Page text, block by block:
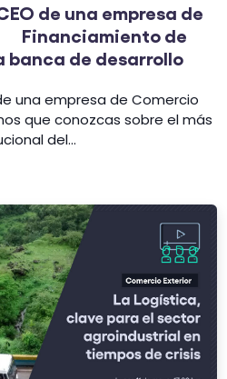
de una empresa de
Financiamiento de
banca de desarrollo
una empresa de Comercio
que conozcas sobre el más
del...